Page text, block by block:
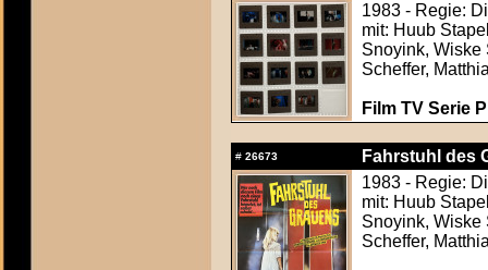
1983 - Regie:
mit: Huub
Snoyink, Wiske
Scheffer,
Film TV Serie
# 26673
Fahrstuhl des
1983 - Regie:
mit: Huub
Snoyink, Wiske
Scheffer,